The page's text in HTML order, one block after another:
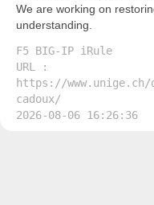
We are working on
understanding.
F5 BIG-IP iRule
URL :
https://www.unige.ch/
cadoux/
2026-08-06 16:26:36